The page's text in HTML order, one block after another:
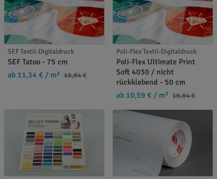
SEF Textil-Digitaldruck
SEF Tatoo - 75 cm
ab 11,34 € / m² 18,84 €
Poli-Flex Textil-Digitaldruck
Poli-Flex Ultimate Print
Soft 4030 / nicht
rückklebend - 50 cm
ab 10,59 € / m² 16,84 €